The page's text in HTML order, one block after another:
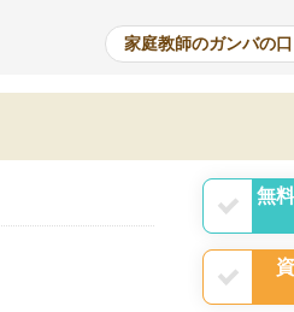
家庭教師のガンバの
無